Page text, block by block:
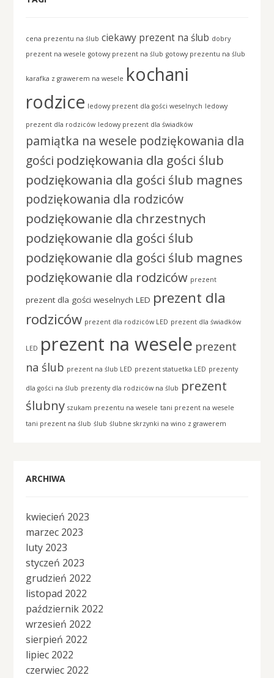
cena prezentu na ślub ciekawy prezent na ślub dobry
prezent na wesele gotowy prezent na ślub gotowy prezentu na ślub
karafka z grawerem na wesele kochani
rodzice ledowy prezent dla gości weselnych ledowy
prezent dla rodziców ledowy prezent dla świadków
pamiątka na wesele podziękowania dla
gości podziękowania dla gości ślub
podziękowania dla gości ślub magnes
podziękowania dla rodziców
podziękowanie dla chrzestnych
podziękowanie dla gości ślub
podziękowanie dla gości ślub magnes
podziękowanie dla rodziców prezent
prezent dla gości weselnych LED prezent dla
rodziców prezent dla rodziców LED prezent dla świadków
LED prezent na wesele prezent
na ślub prezent na ślub LED prezent statuetka LED prezenty
dla gości na ślub prezenty dla rodziców na ślub prezent
ślubny szukam prezentu na wesele tani prezent na wesele
tani prezent na ślub ślub ślubne skrzynki na wino z grawerem
ARCHIWA
kwiecień 2023
marzec 2023
luty 2023
styczeń 2023
grudzień 2022
listopad 2022
październik 2022
wrzesień 2022
sierpień 2022
lipiec 2022
czerwiec 2022